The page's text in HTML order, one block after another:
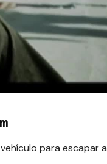
para escapar a